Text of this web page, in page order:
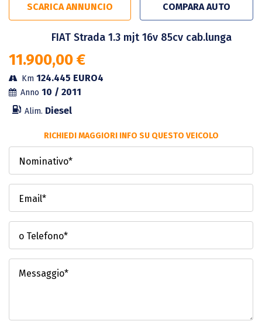
SCARICA ANNUNCIO COMPARA AUTO
FIAT Strada 1.3 mjt 16v 85cv cab.lunga
11.900,00 €
Km 124.445 EURO4
Anno 10 / 2011
Alim. Diesel
RICHIEDI MAGGIORI INFO SU QUESTO VEICOLO
Nominativo*
Email*
o Telefono*
Messaggio*